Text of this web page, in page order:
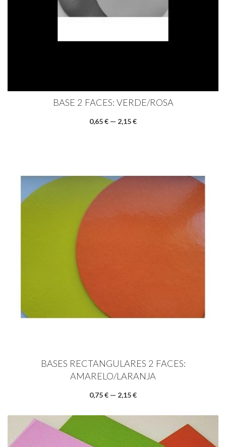
BASE 2 FACES: VERDE/ROSA
0,65 € — 2,15 €
BASES RECTANGULARES 2 FACES:
AMARELO/LARANJA
0,75 € — 2,15 €